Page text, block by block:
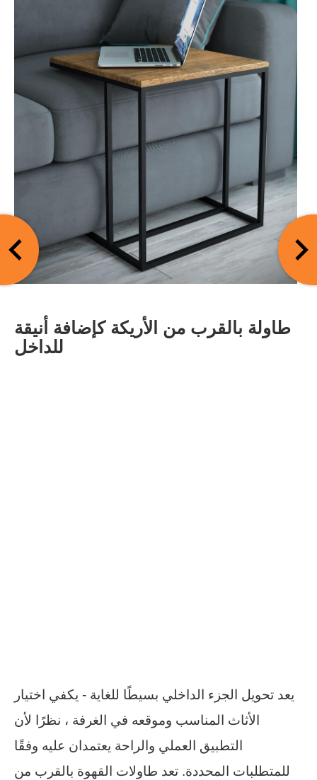
طاولة بالقرب من الأريكة كإضافة أنيقة
للداخل
يعد تحويل الجزء الداخلي بسيطًا للغاية - يكفي اختيار
الأثاث المناسب وموقعه في الغرفة ، نظرًا لأن
التطبيق العملي والراحة يعتمدان عليه وفقًا
للمتطلبات المحددة. تعد طاولات القهوة بالقرب من